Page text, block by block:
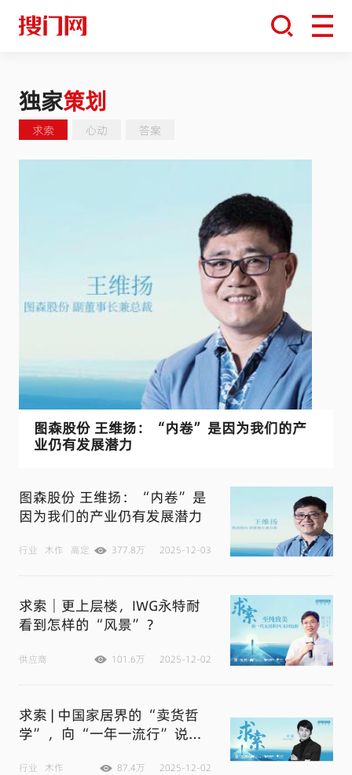
独家策划
求索 心动 答案
图森股份 王维扬：“内卷”是因为我们的产
业仍有发展潜力
图森股份 王维扬：“内卷”是
因为我们的产业仍有发展潜力
行业 木作 高定 377.8万 2025-12-03
求索│更上层楼，IWG永特耐
看到怎样的“风景”？
供应商 101.6万 2025-12-02
求索 | 中国家居界的“卖货哲
学”，向“一年一流行”说
行业 木作 87.4万 2025-12-02